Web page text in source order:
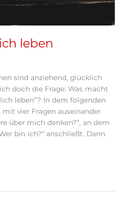
leben
sind anziehend, glücklich
doch die Frage: Was macht
leben”? In dem folgenden
vier Fragen auseinander
über mich denken?“, an dem
bin ich?“ anschließt. Dann